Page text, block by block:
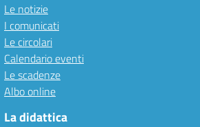
Le notizie
I comunicati
Le circolari
Calendario eventi
Le scadenze
Albo online
La didattica